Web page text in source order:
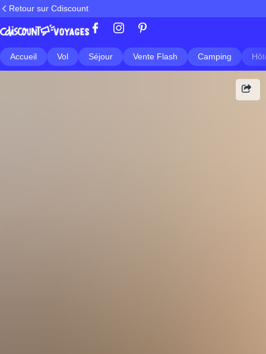
Retour sur Cdiscount
Accueil Vol Séjour Vente Flash Camping